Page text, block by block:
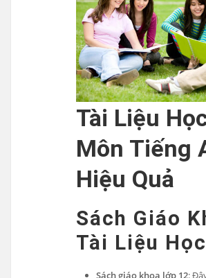
Tài Liệu
Môn Tiếng
Hiệu Quả
Sách Giáo
Tài Liệu
Sách giáo khoa lớp 12: